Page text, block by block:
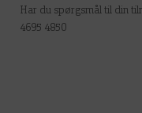
Har du spørgsmål til din
4695 4850